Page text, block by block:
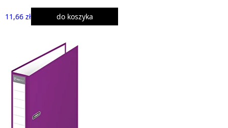
11,66 zł do koszyka